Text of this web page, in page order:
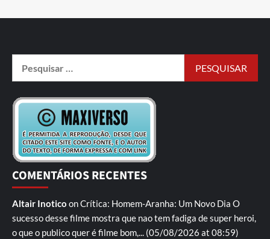
COMENTÁRIOS RECENTES
Altair Inotico onCrítica: Homem-Aranha: Um Novo Dia O
sucesso desse filme mostra que nao tem fadiga de super heroi,
o que o publico quer é filme bom,... (05/08/2026 at 08:59)